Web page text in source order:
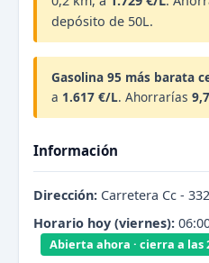
depósito de 50L.
Gasolina 95 más barata
a 1.617 €/L. Ahorrarías
Información
Dirección: Carretera Cc -
Horario hoy (viernes):
Abierta ahora · cierra a las